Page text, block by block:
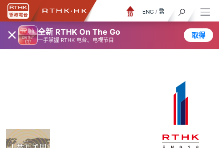
× 全新 RTHK On The Go
一手掌握 RTHK 电台、电视节目
取得
ENG / 繁